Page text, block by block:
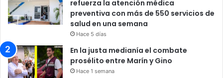
refuerza la atención médica
preventiva con más de 550 servicios de
salud en una semana
Hace 5 días
En la justa medianía el combate
prosélito entre Marín y Gino
Hace 1 semana